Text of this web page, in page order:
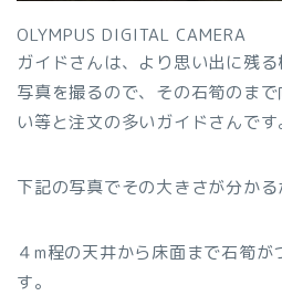
OLYMPUS DIGITAL CAMERA
ガイドさんは、より思い出に残
写真を撮るので、その石筍のま
い等と注文の多いガイドさんです
下記の写真でその大きさが分かる
４m程の天井から床面まで石筍
す。